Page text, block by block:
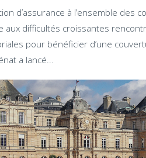
d’assurance à l’ensemble des
aux difficultés croissantes
pour bénéficier d’une
a lancé...